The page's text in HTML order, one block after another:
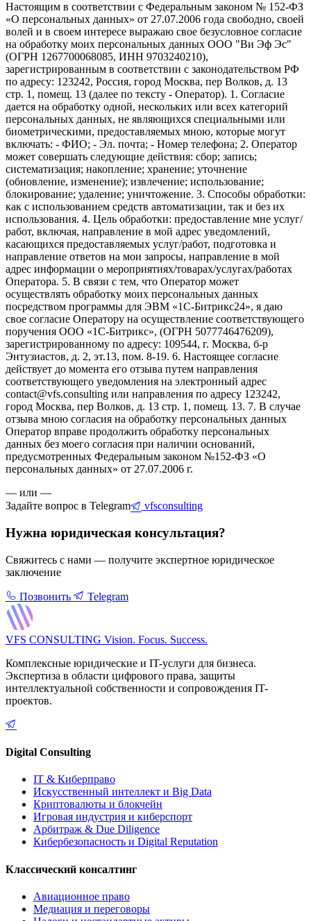
Настоящим в соответствии с Федеральным законом № 152-ФЗ
«О персональных данных» от 27.07.2006 года свободно, своей
волей и в своем интересе выражаю свое безусловное согласие
на обработку моих персональных данных ООО "Ви Эф Эс"
(ОГРН 1267700068085, ИНН 9703240210),
зарегистрированным в соответствии с законодательством РФ
по адресу: 123242, Россия, город Москва, пер Волков, д. 13
стр. 1, помещ. 13 (далее по тексту - Оператор). 1. Согласие
дается на обработку одной, нескольких или всех категорий
персональных данных, не являющихся специальными или
биометрическими, предоставляемых мною, которые могут
включать: - ФИО; - Эл. почта; - Номер телефона; 2. Оператор
может совершать следующие действия: сбор; запись;
систематизация; накопление; хранение; уточнение
(обновление, изменение); извлечение; использование;
блокирование; удаление; уничтожение. 3. Способы обработки:
как с использованием средств автоматизации, так и без их
использования. 4. Цель обработки: предоставление мне услуг/
работ, включая, направление в мой адрес уведомлений,
касающихся предоставляемых услуг/работ, подготовка и
направление ответов на мои запросы, направление в мой
адрес информации о мероприятиях/товарах/услугах/работах
Оператора. 5. В связи с тем, что Оператор может
осуществлять обработку моих персональных данных
посредством программы для ЭВМ «1С-Битрикс24», я даю
свое согласие Оператору на осуществление соответствующего
поручения ООО «1С-Битрикс», (ОГРН 5077746476209),
зарегистрированному по адресу: 109544, г. Москва, б-р
Энтузиастов, д. 2, эт.13, пом. 8-19. 6. Настоящее согласие
действует до момента его отзыва путем направления
соответствующего уведомления на электронный адрес
contact@vfs.consulting или направления по адресу 123242,
город Москва, пер Волков, д. 13 стр. 1, помещ. 13. 7. В случае
отзыва мною согласия на обработку персональных данных
Оператор вправе продолжить обработку персональных
данных без моего согласия при наличии оснований,
предусмотренных Федеральным законом №152-ФЗ «О
персональных данных» от 27.07.2006 г.
— или —
Задайте вопрос в Telegram
vfsconsulting
Нужна юридическая консультация?
Свяжитесь с нами — получите экспертное юридическое
заключение
Позвонить Telegram
VFS CONSULTING Vision. Focus. Success.
Комплексные юридические и IT-услуги для бизнеса.
Экспертиза в области цифрового права, защиты
интеллектуальной собственности и сопровождения IT-
проектов.
Digital Consulting
IT & Киберправо
Искусственный интеллект и Big Data
Криптовалюты и блокчейн
Игровая индустрия и киберспорт
Арбитраж & Due Diligence
Кибербезопасность и Digital Reputation
Классический консалтинг
Авиационное право
Медиация и переговоры